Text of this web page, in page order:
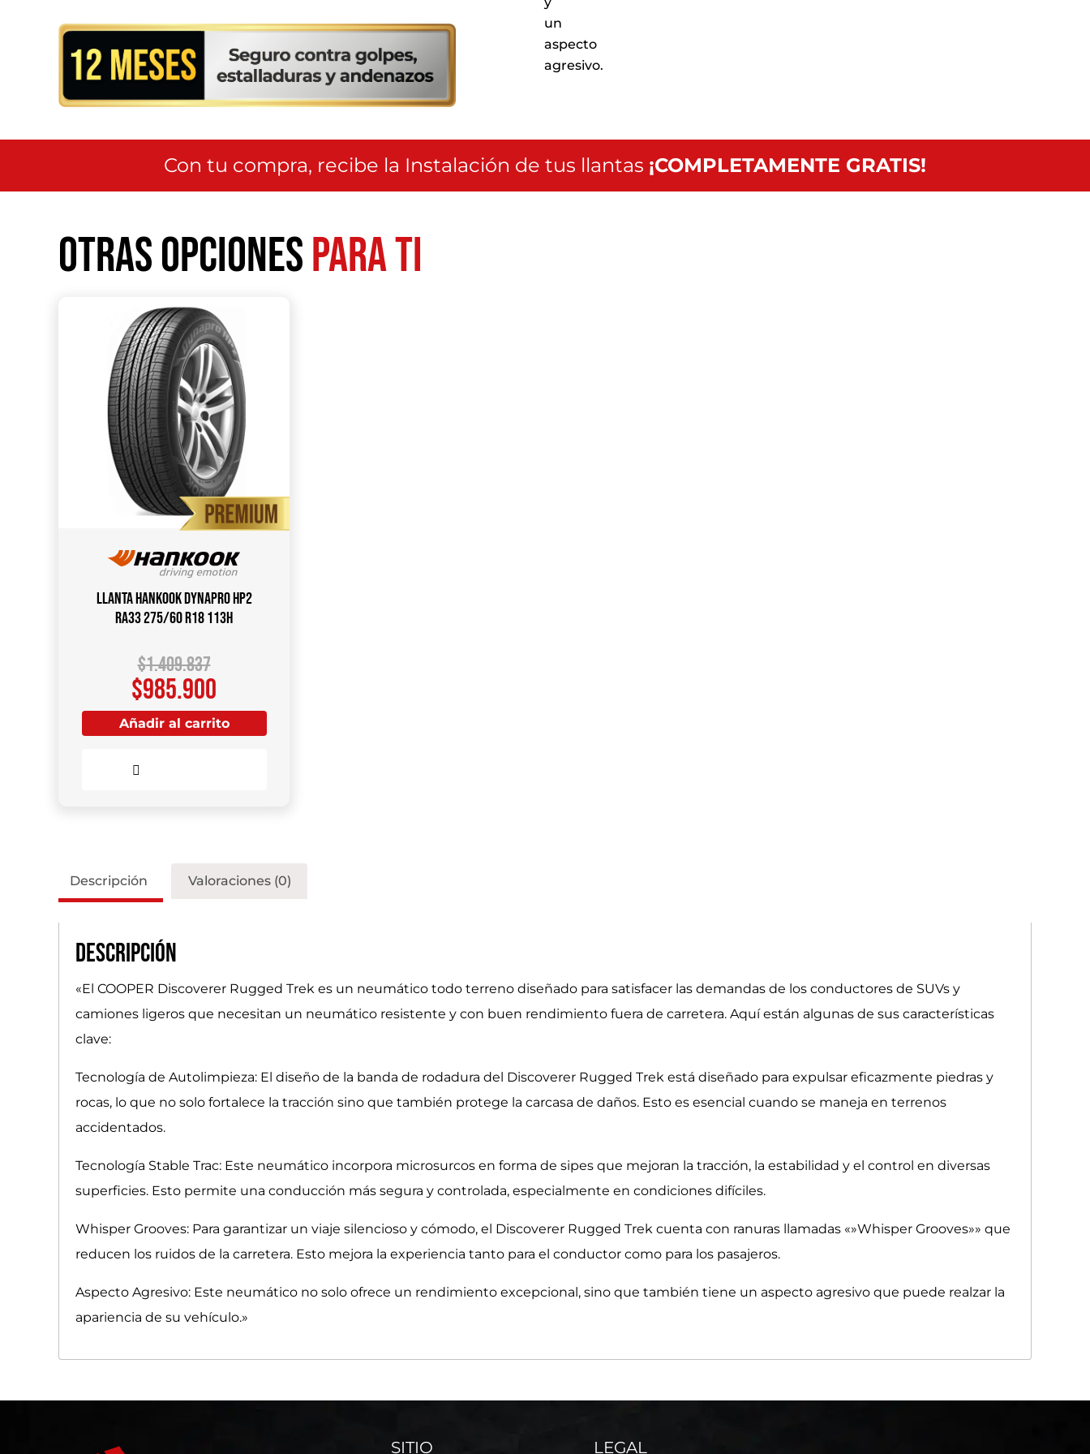
a
nivel
nacional
un
aspecto
agresivo.
Con tu compra, recibe la Instalación de tus llantas ¡COMPLETAMENTE GRATIS!
Otras opcionespara ti
Llanta HANKOOK Dynapro HP2
RA33 275/60 R18 113H
$1.409.837
$985.900
Añadir al carrito
Descripción Valoraciones (0)
Descripción
«El COOPER Discoverer Rugged Trek es un neumático todo terreno diseñado para satisfacer las demandas de los conductores de SUVs y
camiones ligeros que necesitan un neumático resistente y con buen rendimiento fuera de carretera. Aquí están algunas de sus características
clave:
Tecnología de Autolimpieza: El diseño de la banda de rodadura del Discoverer Rugged Trek está diseñado para expulsar eficazmente piedras y
rocas, lo que no solo fortalece la tracción sino que también protege la carcasa de daños. Esto es esencial cuando se maneja en terrenos
accidentados.
Tecnología Stable Trac: Este neumático incorpora microsurcos en forma de sipes que mejoran la tracción, la estabilidad y el control en diversas
superficies. Esto permite una conducción más segura y controlada, especialmente en condiciones difíciles.
Whisper Grooves: Para garantizar un viaje silencioso y cómodo, el Discoverer Rugged Trek cuenta con ranuras llamadas «»Whisper Grooves»» que
reducen los ruidos de la carretera. Esto mejora la experiencia tanto para el conductor como para los pasajeros.
Aspecto Agresivo: Este neumático no solo ofrece un rendimiento excepcional, sino que también tiene un aspecto agresivo que puede realzar la
apariencia de su vehículo.»
SITIO LEGAL